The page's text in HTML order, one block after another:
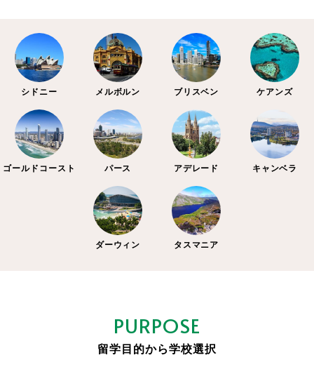
シドニー メルボルン ブリスベン ケアンズ
ゴールドコースト パース アデレード キャンベラ
ダーウィン タスマニア
PURPOSE
留学目的から学校選択